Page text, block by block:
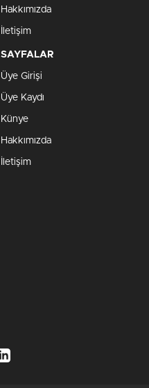
Hakkımızda
İletişim
SAYFALAR
Üye Girişi
Üye Kaydı
Künye
Hakkımızda
İletişim